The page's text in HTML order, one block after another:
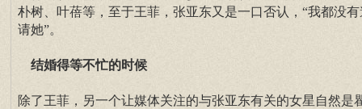
朴树、叶蓓等，至于王菲，张亚东又是一口否认，“我都没有
请她”。
结婚得等不忙的时候
除了王菲，另一个让媒体关注的与张亚东有关的女星自然是